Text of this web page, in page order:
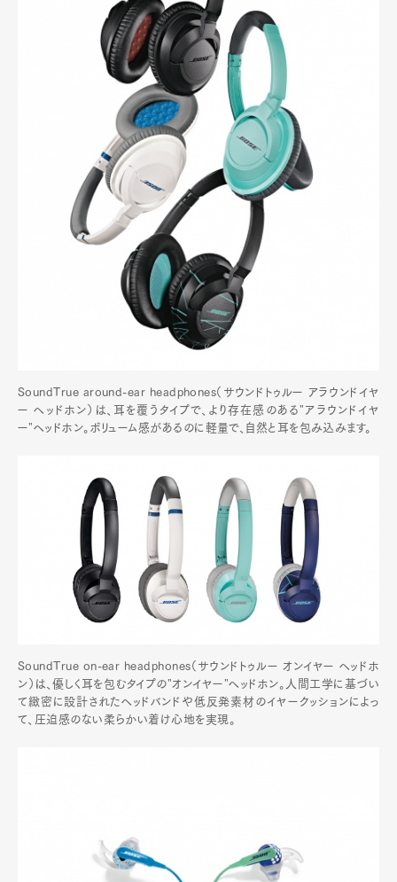
SoundTrue around-ear headphones（サウンドトゥルー アラウンドイヤ
ー ヘッドホン）は、耳を覆うタイプで、より存在感のある"アラウンドイヤ
ー"ヘッドホン。ボリューム感があるのに軽量で、自然と耳を包み込みます。
SoundTrue on-ear headphones（サウンドトゥルー オンイヤー ヘッドホ
ン）は、優しく耳を包むタイプの"オンイヤー"ヘッドホン。人間工学に基づい
て緻密に設計されたヘッドバンドや低反発素材のイヤークッションによっ
て、圧迫感のない柔らかい着け心地を実現。